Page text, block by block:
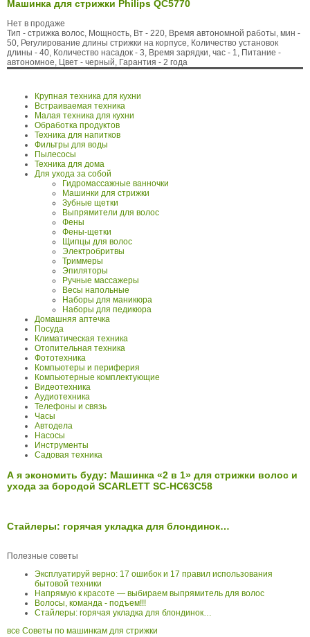
Машинка для стрижки Philips QC5770
Нет в продаже
Тип - стрижка волос, Мощность, Вт - 220, Время автономной работы, мин -
50, Регулирование длины стрижки на корпусе, Количество установок
длины - 40, Количество насадок - 3, Время зарядки, час - 1, Питание -
автономное, Цвет - черный, Гарантия - 2 года
Крупная техника для кухни
Встраиваемая техника
Малая техника для кухни
Обработка продуктов
Техника для напитков
Фильтры для воды
Пылесосы
Техника для дома
Для ухода за собой
Гидромассажные ванночки
Машинки для стрижки
Зубные щетки
Выпрямители для волос
Фены
Фены-щетки
Щипцы для волос
Электробритвы
Триммеры
Эпиляторы
Ручные массажеры
Весы напольные
Наборы для маникюра
Наборы для педикюра
Домашняя аптечка
Посуда
Климатическая техника
Отопительная техника
Фототехника
Компьютеры и периферия
Компьютерные комплектующие
Видеотехника
Аудиотехника
Телефоны и связь
Часы
Автодела
Насосы
Инструменты
Садовая техника
А я экономить буду: Машинка «2 в 1» для стрижки волос и
ухода за бородой SCARLETT SC-HC63C58
Стайлеры: горячая укладка для блондинок…
Полезные советы
Эксплуатируй верно: 17 ошибок и 17 правил использования
бытовой техники
Напрямую к красоте — выбираем выпрямитель для волос
Волосы, команда - подъем!!!
Стайлеры: горячая укладка для блондинок…
все Советы по машинкам для стрижки